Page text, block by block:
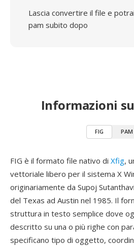
Lascia convertire il file e
pam subito dopo
Informazioni
FIG PAM
FIG è il formato file nativo di Xfig,
vettoriale libero per il sistema X
originariamente da Supoj
del Texas ad Austin nel 1985. Il
struttura in testo semplice dove
descritto su una o più righe con
specificano tipo di oggetto,